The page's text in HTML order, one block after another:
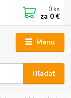
Menu
Hľadať
0 ks
za 0 €